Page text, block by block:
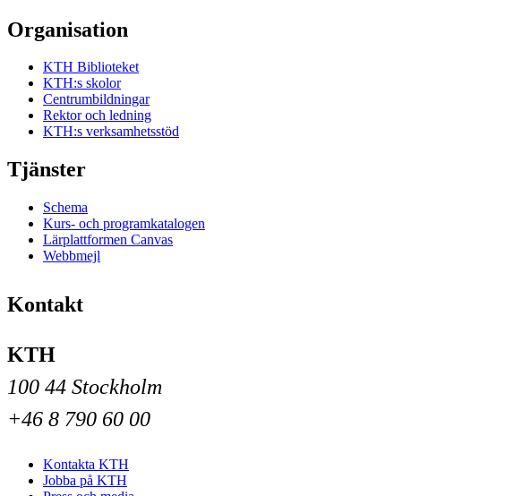
Organisation
KTH Biblioteket
KTH:s skolor
Centrumbildningar
Rektor och ledning
KTH:s verksamhetsstöd
Tjänster
Schema
Kurs- och programkatalogen
Lärplattformen Canvas
Webbmejl
Kontakt
KTH
100 44 Stockholm
+46 8 790 60 00
Kontakta KTH
Jobba på KTH